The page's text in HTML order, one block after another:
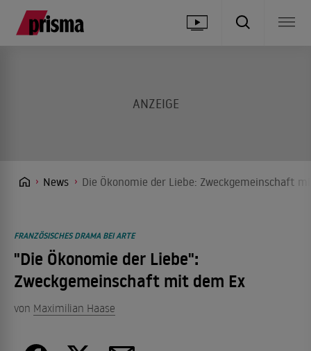
News Die Ökonomie der Liebe: Zweckgemeinschaft
FRANZÖSISCHES DRAMA BEI ARTE
"Die Ökonomie der Liebe":
Zweckgemeinschaft mit dem Ex
von Maximilian Haase